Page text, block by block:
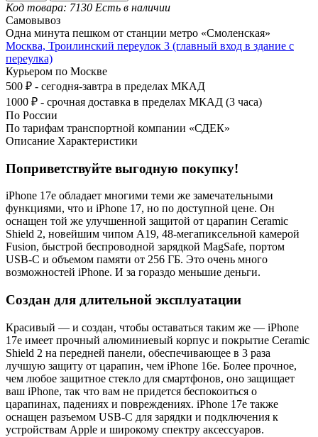
Код товара: 7130 Есть в наличии
Самовывоз
Одна минута пешком от станции метро «Смоленская»
Москва, Троилинский переулок 3 (главный вход в здание с
переулка)
Курьером по Москве
500 ₽ - сегодня-завтра в пределах МКАД
1000 ₽ - срочная доставка в пределах МКАД (3 часа)
По России
По тарифам транспортной компании «СДЕК»
Описание Характеристики
Поприветствуйте выгодную покупку!
iPhone 17e обладает многими теми же замечательными
функциями, что и iPhone 17, но по доступной цене. Он
оснащен той же улучшенной защитой от царапин Ceramic
Shield 2, новейшим чипом A19, 48-мегапиксельной камерой
Fusion, быстрой беспроводной зарядкой MagSafe, портом
USB-C и объемом памяти от 256 ГБ. Это очень много
возможностей iPhone. И за гораздо меньшие деньги.
Создан для длительной эксплуатации
Красивый — и создан, чтобы оставаться таким же — iPhone
17e имеет прочный алюминиевый корпус и покрытие Ceramic
Shield 2 на передней панели, обеспечивающее в 3 раза
лучшую защиту от царапин, чем iPhone 16e. Более прочное,
чем любое защитное стекло для смартфонов, оно защищает
ваш iPhone, так что вам не придется беспокоиться о
царапинах, падениях и повреждениях. iPhone 17e также
оснащен разъемом USB-C для зарядки и подключения к
устройствам Apple и широкому спектру аксессуаров.